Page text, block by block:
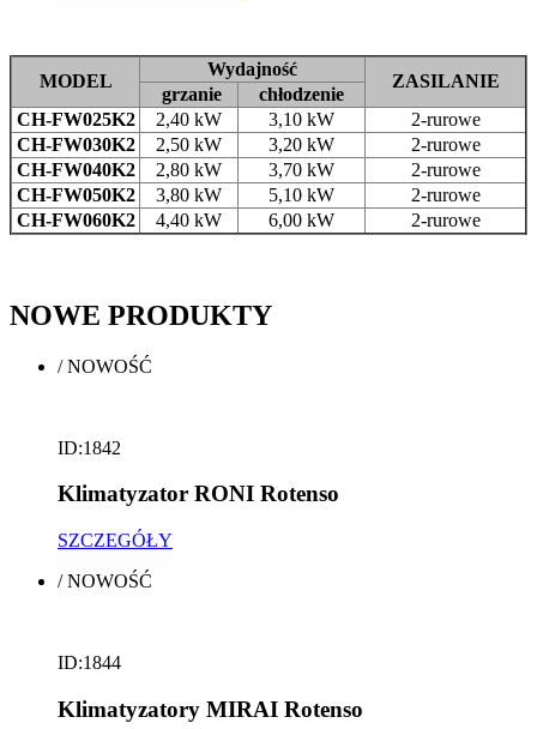
MODEL
Wydajność
ZASILANIE
grzanie
chłodzenie
CH-FW025K2
2,40 kW 3,10 kW
2-rurowe
CH-FW030K2
2,50 kW 3,20 kW
2-rurowe
CH-FW040K2
2,80 kW 3,70 kW
2-rurowe
CH-FW050K2
3,80 kW 5,10 kW
2-rurowe
CH-FW060K2
4,40 kW 6,00 kW 2-rurowe
NOWE PRODUKTY
/NOWOŚĆ
ID:1842
Klimatyzator RONI Rotenso
SZCZEGÓŁY
/NOWOŚĆ
ID:1844
Klimatyzatory MIRAI Rotenso